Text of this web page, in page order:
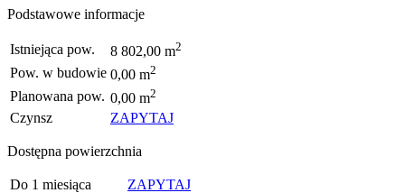
Podstawowe informacje
Istniejąca pow. 8 802,00 m2
Pow. w budowie 0,00 m2
Planowana pow. 0,00 m2
Czynsz ZAPYTAJ
Dostępna powierzchnia
Do 1 miesiąca
ZAPYTAJ